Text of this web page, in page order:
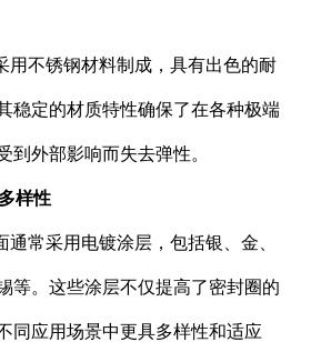
用不锈钢材料制成，具有出色的耐
稳定的材质特性确保了在各种极端
外部影响而失去弹性。
样性
常采用电镀涂层，包括银、金、
等。这些涂层不仅提高了密封圈的
同应用场景中更具多样性和适应